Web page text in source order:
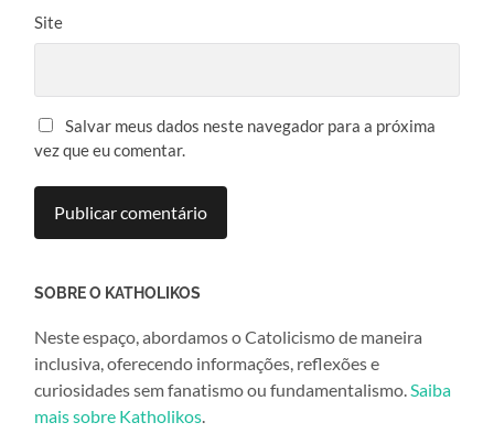
Site
Salvar meus dados neste navegador para a próxima
vez que eu comentar.
SOBRE O KATHOLIKOS
Neste espaço, abordamos o Catolicismo de maneira
inclusiva, oferecendo informações, reflexões e
curiosidades sem fanatismo ou fundamentalismo.Saiba
mais sobre Katholikos.